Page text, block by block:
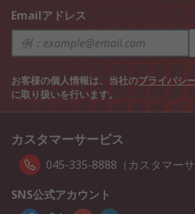
Emailアドレス
お客様の個人情報は、当社のプライバシ
に取り扱いを行います。
カスタマーサービス
045-335-8888（カスタマーサ
SNS公式アカウント